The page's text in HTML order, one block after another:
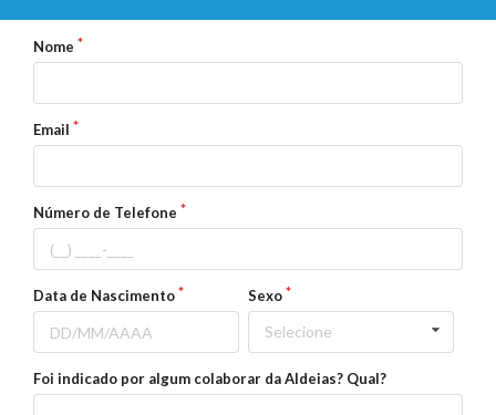
Nome
Email
Número de Telefone
Data de Nascimento Sexo
Selecione
Foi indicado por algum colaborar da Aldeias? Qual?